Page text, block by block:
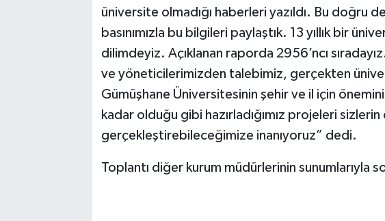
üniversite olmadığı haberleri yazıldı. Bu doğru
basınımızla bu bilgileri paylaştık. 13 yıllık bir
dilimdeyiz. Açıklanan raporda 2956’ncı
ve yöneticilerimizden talebimiz, gerçekten
Gümüşhane Üniversitesinin şehir ve il için önemini
kadar olduğu gibi hazırladığımız projeleri
gerçekleştirebileceğimize inanıyoruz” dedi.
Toplantı diğer kurum müdürlerinin sunumlarıyla